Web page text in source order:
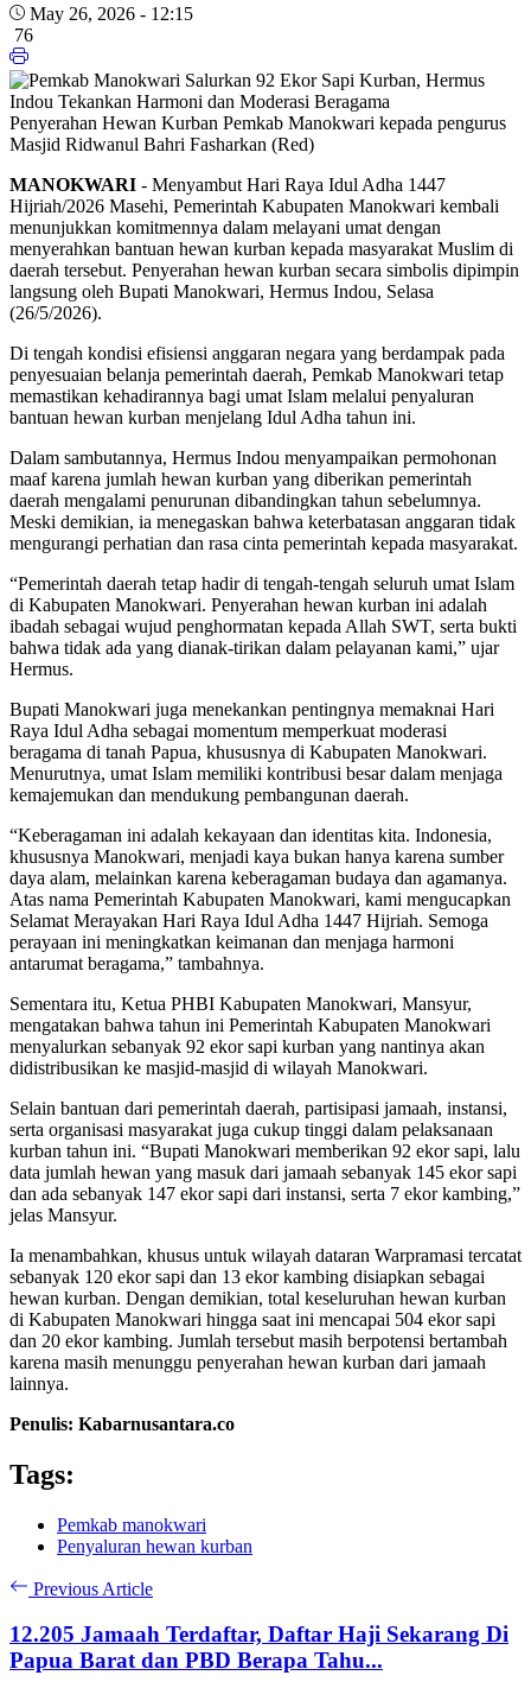
May 26, 2026 - 12:15
76
Penyerahan Hewan Kurban Pemkab Manokwari kepada pengurus
Masjid Ridwanul Bahri Fasharkan (Red)
MANOKWARI - Menyambut Hari Raya Idul Adha 1447
Hijriah/2026 Masehi, Pemerintah Kabupaten Manokwari kembali
menunjukkan komitmennya dalam melayani umat dengan
menyerahkan bantuan hewan kurban kepada masyarakat Muslim di
daerah tersebut. Penyerahan hewan kurban secara simbolis dipimpin
langsung oleh Bupati Manokwari, Hermus Indou, Selasa
(26/5/2026).
Di tengah kondisi efisiensi anggaran negara yang berdampak pada
penyesuaian belanja pemerintah daerah, Pemkab Manokwari tetap
memastikan kehadirannya bagi umat Islam melalui penyaluran
bantuan hewan kurban menjelang Idul Adha tahun ini.
Dalam sambutannya, Hermus Indou menyampaikan permohonan
maaf karena jumlah hewan kurban yang diberikan pemerintah
daerah mengalami penurunan dibandingkan tahun sebelumnya.
Meski demikian, ia menegaskan bahwa keterbatasan anggaran tidak
mengurangi perhatian dan rasa cinta pemerintah kepada masyarakat.
“Pemerintah daerah tetap hadir di tengah-tengah seluruh umat Islam
di Kabupaten Manokwari. Penyerahan hewan kurban ini adalah
ibadah sebagai wujud penghormatan kepada Allah SWT, serta bukti
bahwa tidak ada yang dianak-tirikan dalam pelayanan kami,” ujar
Hermus.
Bupati Manokwari juga menekankan pentingnya memaknai Hari
Raya Idul Adha sebagai momentum memperkuat moderasi
beragama di tanah Papua, khususnya di Kabupaten Manokwari.
Menurutnya, umat Islam memiliki kontribusi besar dalam menjaga
kemajemukan dan mendukung pembangunan daerah.
“Keberagaman ini adalah kekayaan dan identitas kita. Indonesia,
khususnya Manokwari, menjadi kaya bukan hanya karena sumber
daya alam, melainkan karena keberagaman budaya dan agamanya.
Atas nama Pemerintah Kabupaten Manokwari, kami mengucapkan
Selamat Merayakan Hari Raya Idul Adha 1447 Hijriah. Semoga
perayaan ini meningkatkan keimanan dan menjaga harmoni
antarumat beragama,” tambahnya.
Sementara itu, Ketua PHBI Kabupaten Manokwari, Mansyur,
mengatakan bahwa tahun ini Pemerintah Kabupaten Manokwari
menyalurkan sebanyak 92 ekor sapi kurban yang nantinya akan
didistribusikan ke masjid-masjid di wilayah Manokwari.
Selain bantuan dari pemerintah daerah, partisipasi jamaah, instansi,
serta organisasi masyarakat juga cukup tinggi dalam pelaksanaan
kurban tahun ini. “Bupati Manokwari memberikan 92 ekor sapi, lalu
data jumlah hewan yang masuk dari jamaah sebanyak 145 ekor sapi
dan ada sebanyak 147 ekor sapi dari instansi, serta 7 ekor kambing,”
jelas Mansyur.
Ia menambahkan, khusus untuk wilayah dataran Warpramasi tercatat
sebanyak 120 ekor sapi dan 13 ekor kambing disiapkan sebagai
hewan kurban. Dengan demikian, total keseluruhan hewan kurban
di Kabupaten Manokwari hingga saat ini mencapai 504 ekor sapi
dan 20 ekor kambing. Jumlah tersebut masih berpotensi bertambah
karena masih menunggu penyerahan hewan kurban dari jamaah
lainnya.
Penulis: Kabarnusantara.co
Tags:
Pemkab manokwari
Penyaluran hewan kurban
Previous Article
12.205 Jamaah Terdaftar, Daftar Haji Sekarang Di
Papua Barat dan PBD Berapa Tahu...